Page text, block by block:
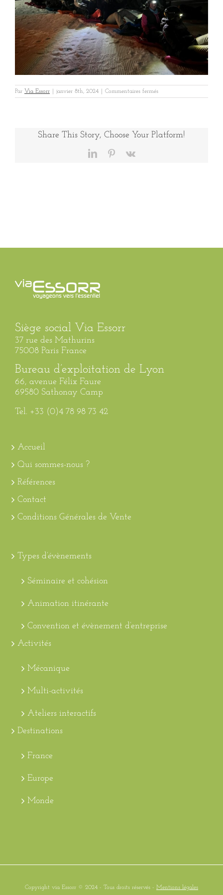
Par Via Essorr janvier 8th, 2024 Commentaires ferméssur
Energilec
Share This Story, Choose Your Platform!
LinkedInPinterest
Vk
Siège social Via Essorr
37 rue des Mathurins
75008 Paris France
Bureau d’exploitation de Lyon
66, avenue Félix Faure
69580 Sathonay Camp
Tel. +33 (0)4 78 98 73 42
Accueil
Qui sommes-nous ?
Références
Contact
Conditions Générales de Vente
Types d’évènements
Séminaire et cohésion
Animation itinérante
Convention et évènement d’entreprise
Activités
Mécanique
Multi-activités
Ateliers interactifs
Destinations
France
Europe
Monde
Copyright via Essorr © 2024 - Tous droits réservés - Mentions légales